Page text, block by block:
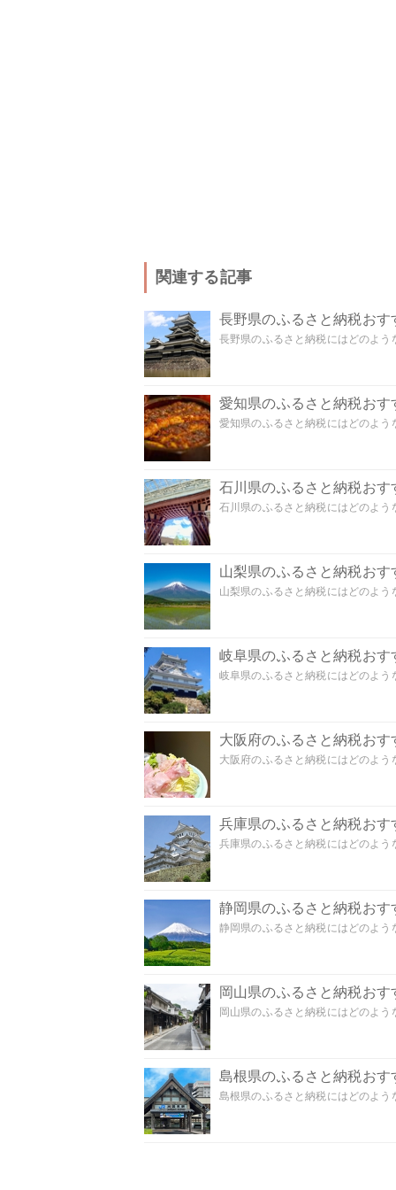
関連する記事
長野県のふるさと納税お
長野県のふるさと納税にはどのよ
愛知県のふるさと納税お
愛知県のふるさと納税にはどのよ
石川県のふるさと納税お
石川県のふるさと納税にはどのよ
山梨県のふるさと納税お
山梨県のふるさと納税にはどのよ
岐阜県のふるさと納税お
岐阜県のふるさと納税にはどのよ
大阪府のふるさと納税お
大阪府のふるさと納税にはどのよ
兵庫県のふるさと納税お
兵庫県のふるさと納税にはどのよ
静岡県のふるさと納税お
静岡県のふるさと納税にはどのよ
岡山県のふるさと納税お
岡山県のふるさと納税にはどのよ
島根県のふるさと納税お
島根県のふるさと納税にはどのよ